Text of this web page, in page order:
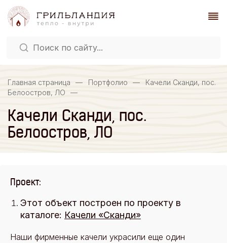
Главная страница — Портфолио —
Качели Сканди, пос.
Белоостров, ЛО
—
Качели Сканди, пос.
Белоостров, ЛО
Проект:
Этот объект построен по проекту в
каталоге: Качели «Сканди»
Наши фирменные качели украсили еще один